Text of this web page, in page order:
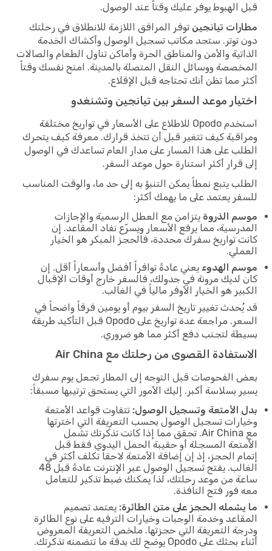
قبل الهبوط يوفر عليك وقتاً عند الوصول.
مطارات تيانجين توفر المرافق اللازمة للانطلاق في رحلتك
دون توتر. ستجد مكاتب تسجيل الوصول وأكشاك الخدمة
الذاتية والأمن والمناطق الحرة وأماكن تناول الطعام والصالات
المخصصة ووسائل النقل المتصلة بالمدينة. امنح نفسك وقتاً
أكثر مما تظن أنك تحتاجه قبل الإقلاع.
اختيار موعد السفر بين تيانجين وتشنغدو
استخدم Opodo للاطلاع على الأسعار في تواريخ مختلفة
ومراقبة كيف تتغير قبل أن تتخذ قرارك. معرفة كيف يتحرك
الطلب على هذا المسار على مدار العام تساعدك في الوصول
إلى قرار أكثر استنارة حول موعد السفر.
الطلب يتبع نمطاً يمكن التنبؤ به إلى حد ما، والوقت المناسب
للسفر يعتمد على ما يهمك أكثر:
موسم الذروة يتزامن مع العطل الرسمية والإجازات
المدرسية، مما يرفع الأسعار ويسرّع نفاد المقاعد. إن
كانت تواريخ سفرك محددة، فالحجز المبكر هو الخيار
العملي.
موسم الهدوء يعني عادةً توافراً أفضل وأسعاراً أقل. إن
كان لديك مرونة في جدولك، فالسفر خارج أوقات الإقبال
الكبير هو الخيار الأوفر مالياً في الغالب.
قد يُحدث تغيير تاريخ السفر بيوم أو يومين فرقاً واضحاً في
السعر. مراجعة عدة تواريخ على Opodo قبل التأكيد طريقة
بسيطة لتجنب دفع أكثر مما هو ضروري.
الاستفادة القصوى من رحلتك مع Air China
بعض الفحوصات قبل التوجه إلى المطار تجعل يوم سفرك
يسير بسلاسة أكبر. إليك الأمور التي يستحق ترتيبها مسبقاً:
بدل الأمتعة وتسجيل الوصول: تتفاوت قواعد الأمتعة
وخيارات تسجيل الوصول بحسب التعريفة التي اخترتها
مع Air China. تحقق مما إذا كانت تذكرتك تشمل
الأمتعة المسجلة أو حقيبة الحمل اليدوي فقط قبل
إتمام الحجز، إذ إن إضافة الأمتعة لاحقاً تكلف أكثر في
الغالب. يفتح تسجيل الوصول عبر الإنترنت عادةً قبل 48
ساعة من موعد رحلتك، لذا يمكنك ضبط تذكير للتعامل
معه فور فتح النافذة.
ما يشمله الحجز على متن الطائرة: يعتمد تصميم
المقاعد وخدمة الوجبات وخيارات الترفيه على نوع الطائرة
ودرجة التعريفة التي حجزتها. ملخص التعريفة المعروض
أثناء بحثك على Opodo يوضح لك بدقة ما تتضمنه تذكرتك.